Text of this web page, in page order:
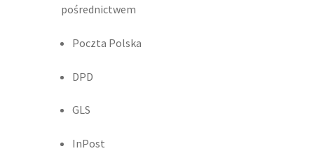
pośrednictwem
Poczta Polska
DPD
GLS
InPost